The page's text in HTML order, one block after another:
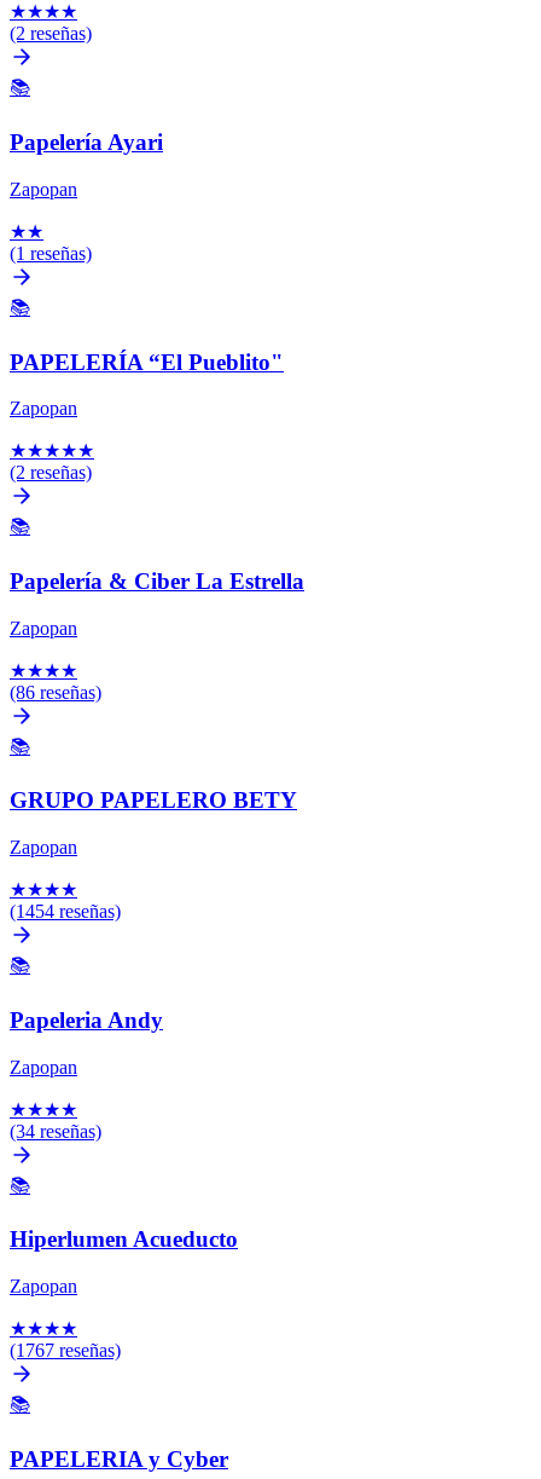
★★★★
(2 reseñas)
📚
Papelería Ayari
Zapopan
★★
(1 reseñas)
📚
PAPELERÍA “El Pueblito"
Zapopan
★★★★★
(2 reseñas)
📚
Papelería & Ciber La Estrella
Zapopan
★★★★
(86 reseñas)
📚
GRUPO PAPELERO BETY
Zapopan
★★★★
(1454 reseñas)
📚
Papeleria Andy
Zapopan
★★★★
(34 reseñas)
📚
Hiperlumen Acueducto
Zapopan
★★★★
(1767 reseñas)
📚
PAPELERIA y Cyber